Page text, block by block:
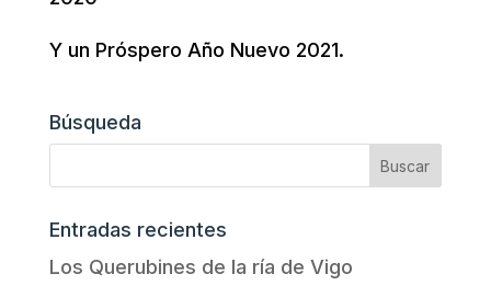
Y un Próspero Año Nuevo 2021.
Búsqueda
Entradas recientes
Los Querubines de la ría de Vigo